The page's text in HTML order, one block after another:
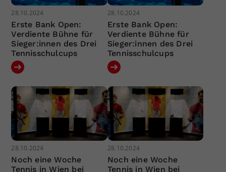
28.10.2024
Erste Bank Open:
Verdiente Bühne für
Sieger:innen des Drei
Tennisschulcups
28.10.2024
Erste Bank Open:
Verdiente Bühne für
Sieger:innen des Drei
Tennisschulcups
28.10.2024
Noch eine Woche
Tennis in Wien bei
28.10.2024
Noch eine Woche
Tennis in Wien bei